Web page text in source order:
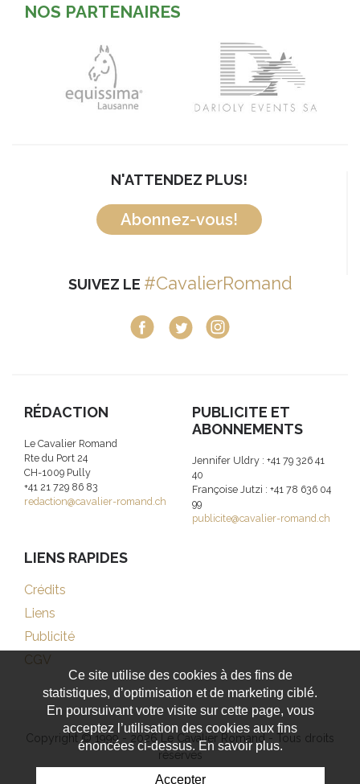
NOS PARTENAIRES
N'ATTENDEZ PLUS!
Abonnez-vous!
SUIVEZ LE #CavalierRomand
RÉDACTION
Le Cavalier Romand
Rte du Port 24
CH-1009 Pully
+41 21 729 86 83
redaction@cavalier-romand.ch
PUBLICITE ET
ABONNEMENTS
Jennifer Uldry : +41 79 326 41
40
Françoise Jutzi : +41 78 636 04
99
publicite@cavalier-romand.ch
LIENS RAPIDES
Crédits
Liens
Publicité
CGV
Copyright © 1999 - 2026 Le Cavalier Romand - Tous droits
réservés
-Generated with IceCube2.Net
Ce site utilise des cookies à des fins de
statistiques, d’optimisation et de marketing ciblé.
En poursuivant votre visite sur cette page, vous
acceptez l’utilisation des cookies aux fins
énoncées ci-dessus. En savoir plus.
Accepter